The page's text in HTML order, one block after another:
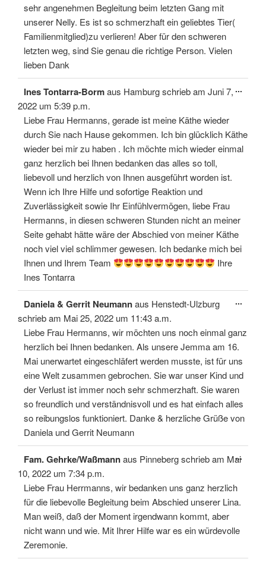
sehr angenehmen Begleitung beim letzten Gang mit
unserer Nelly. Es ist so schmerzhaft ein geliebtes Tier(
Familienmitglied)zu verlieren! Aber für den schweren
letzten weg, sind Sie genau die richtige Person. Vielen
lieben Dank
Ines Tontarra-Bormaus Hamburgschrieb am Juni 7,
2022 um 5:39 p.m.
Liebe Frau Hermanns, gerade ist meine Käthe wieder
durch Sie nach Hause gekommen. Ich bin glücklich Käthe
wieder bei mir zu haben . Ich möchte mich wieder einmal
ganz herzlich bei Ihnen bedanken das alles so toll,
liebevoll und herzlich von Ihnen ausgeführt worden ist.
Wenn ich Ihre Hilfe und sofortige Reaktion und
Zuverlässigkeit sowie Ihr Einfühlvermögen, liebe Frau
Hermanns, in diesen schweren Stunden nicht an meiner
Seite gehabt hätte wäre der Abschied von meiner Käthe
noch viel viel schlimmer gewesen. Ich bedanke mich bei
Ihnen und Ihrem Team
Ihre
Ines Tontarra
...
Daniela & Gerrit Neumannaus Henstedt-Ulzburg
schrieb am Mai 25, 2022 um 11:43 a.m.
Liebe Frau Hermanns, wir möchten uns noch einmal ganz
herzlich bei Ihnen bedanken. Als unsere Jemma am 16.
Mai unerwartet eingeschläfert werden musste, ist für uns
eine Welt zusammen gebrochen. Sie war unser Kind und
der Verlust ist immer noch sehr schmerzhaft. Sie waren
so freundlich und verständnisvoll und es hat einfach alles
so reibungslos funktioniert. Danke & herzliche Grüße von
Daniela und Gerrit Neumann
...
Fam. Gehrke/Waßmannaus Pinnebergschrieb am Mai
10, 2022 um 7:34 p.m.
Liebe Frau Herrmanns, wir bedanken uns ganz herzlich
für die liebevolle Begleitung beim Abschied unserer Lina.
Man weiß, daß der Moment irgendwann kommt, aber
nicht wann und wie. Mit Ihrer Hilfe war es ein würdevolle
Zeremonie.
...